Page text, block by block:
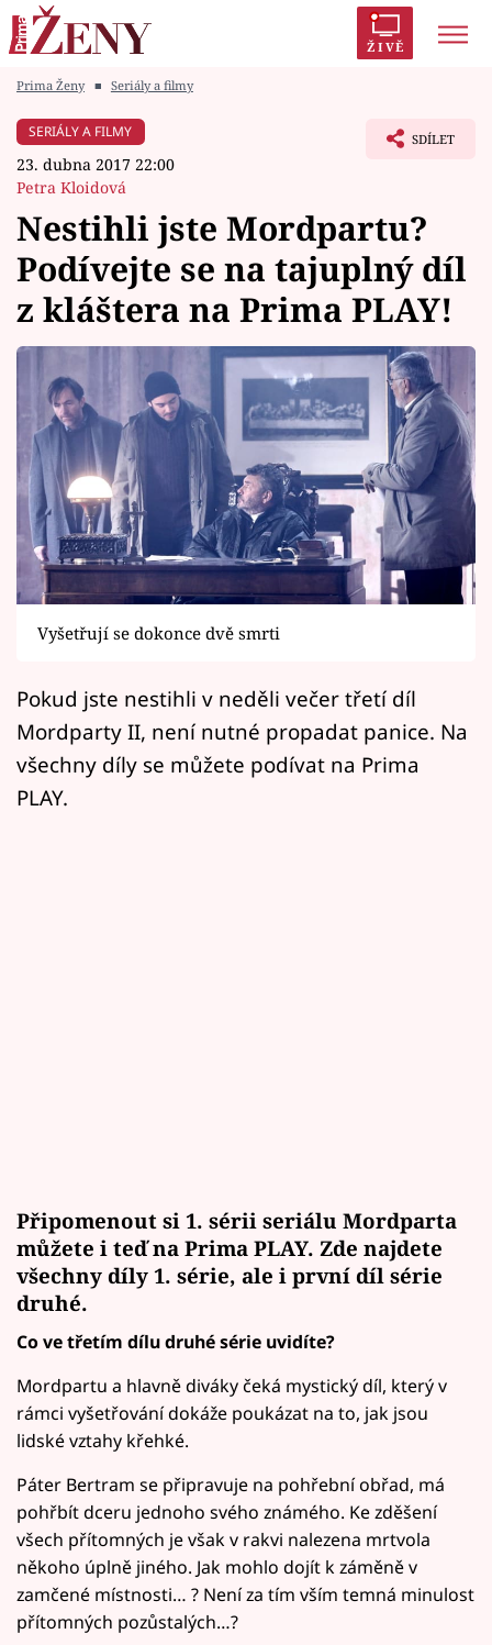
ŽIVĚ
Módní alarm
Témata
Celebrity
Vztahy
Seriály
Horoskopy
Sledujte prima+
Filmový festival Karlovy Vary
Mámy sobě
Přihlášení
Prima Ženy ■ Seriály a filmy
SERIÁLY A FILMY
23. dubna 2017 22:00
Petra Kloidová
SDÍLET
Nestihli jste Mordpartu?
Podívejte se na tajuplný díl
z kláštera na Prima PLAY!
Vyšetřují se dokonce dvě smrti
Pokud jste nestihli v neděli večer třetí díl
Mordparty II, není nutné propadat panice. Na
všechny díly se můžete podívat na Prima
PLAY.
Připomenout si 1. sérii seriálu Mordparta
můžete i teď na Prima PLAY. Zde najdete
všechny díly 1. série, ale i první díl série
druhé.
Co ve třetím dílu druhé série uvidíte?
Mordpartu a hlavně diváky čeká mystický díl, který v
rámci vyšetřování dokáže poukázat na to, jak jsou
lidské vztahy křehké.
Páter Bertram se připravuje na pohřební obřad, má
pohřbít dceru jednoho svého známého. Ke zděšení
všech přítomných je však v rakvi nalezena mrtvola
někoho úplně jiného. Jak mohlo dojít k záměně v
zamčené místnosti… ? Není za tím vším temná minulost
přítomných pozůstalých…?